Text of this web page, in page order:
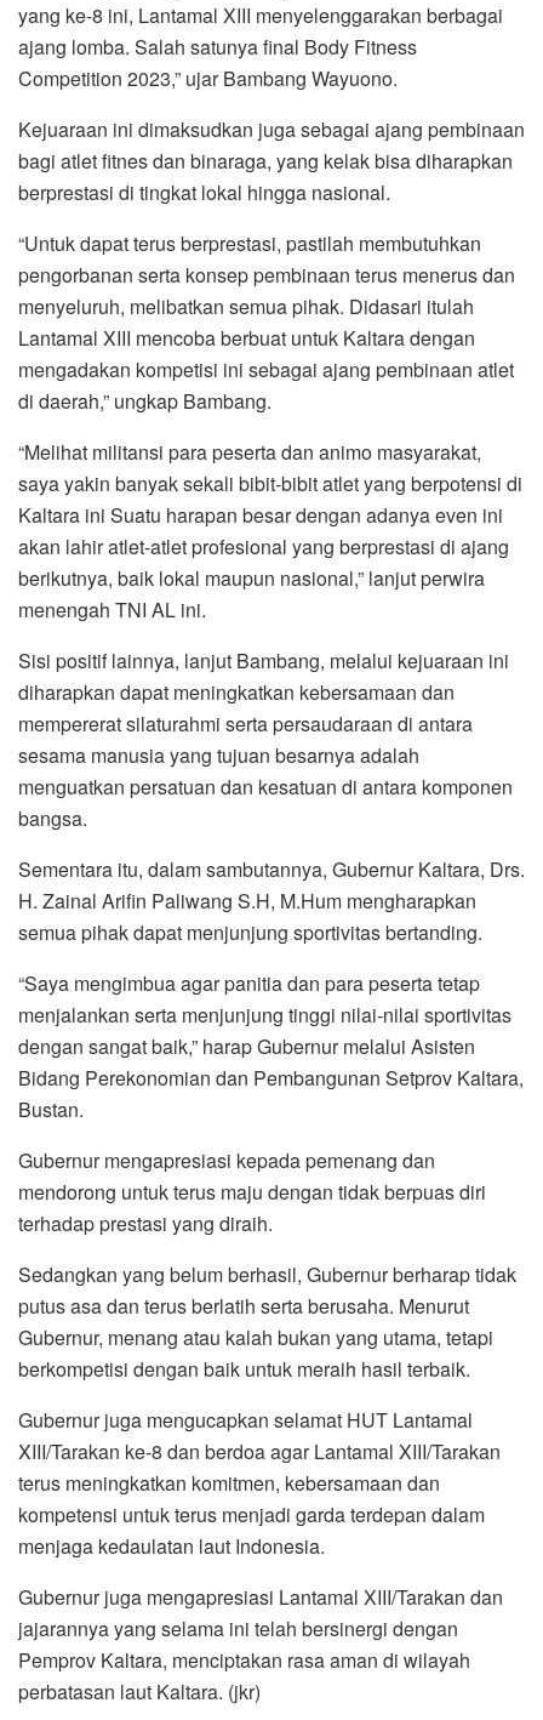
yang ke-8 ini, Lantamal XIII menyelenggarakan berbagai
ajang lomba. Salah satunya final Body Fitness
Competition 2023,” ujar Bambang Wayuono.
Kejuaraan ini dimaksudkan juga sebagai ajang pembinaan
bagi atlet fitnes dan binaraga, yang kelak bisa diharapkan
berprestasi di tingkat lokal hingga nasional.
“Untuk dapat terus berprestasi, pastilah membutuhkan
pengorbanan serta konsep pembinaan terus menerus dan
menyeluruh, melibatkan semua pihak. Didasari itulah
Lantamal XIII mencoba berbuat untuk Kaltara dengan
mengadakan kompetisi ini sebagai ajang pembinaan atlet
di daerah,” ungkap Bambang.
“Melihat militansi para peserta dan animo masyarakat,
saya yakin banyak sekali bibit-bibit atlet yang berpotensi di
Kaltara ini Suatu harapan besar dengan adanya even ini
akan lahir atlet-atlet profesional yang berprestasi di ajang
berikutnya, baik lokal maupun nasional,” lanjut perwira
menengah TNI AL ini.
Sisi positif lainnya, lanjut Bambang, melalui kejuaraan ini
diharapkan dapat meningkatkan kebersamaan dan
mempererat silaturahmi serta persaudaraan di antara
sesama manusia yang tujuan besarnya adalah
menguatkan persatuan dan kesatuan di antara komponen
bangsa.
Sementara itu, dalam sambutannya, Gubernur Kaltara, Drs.
H. Zainal Arifin Paliwang S.H, M.Hum mengharapkan
semua pihak dapat menjunjung sportivitas bertanding.
“Saya mengimbua agar panitia dan para peserta tetap
menjalankan serta menjunjung tinggi nilai-nilai sportivitas
dengan sangat baik,” harap Gubernur melalui Asisten
Bidang Perekonomian dan Pembangunan Setprov Kaltara,
Bustan.
Gubernur mengapresiasi kepada pemenang dan
mendorong untuk terus maju dengan tidak berpuas diri
terhadap prestasi yang diraih.
Sedangkan yang belum berhasil, Gubernur berharap tidak
putus asa dan terus berlatih serta berusaha. Menurut
Gubernur, menang atau kalah bukan yang utama, tetapi
berkompetisi dengan baik untuk meraih hasil terbaik.
Gubernur juga mengucapkan selamat HUT Lantamal
XIII/Tarakan ke-8 dan berdoa agar Lantamal XIII/Tarakan
terus meningkatkan komitmen, kebersamaan dan
kompetensi untuk terus menjadi garda terdepan dalam
menjaga kedaulatan laut Indonesia.
Gubernur juga mengapresiasi Lantamal XIII/Tarakan dan
jajarannya yang selama ini telah bersinergi dengan
Pemprov Kaltara, menciptakan rasa aman di wilayah
perbatasan laut Kaltara. (jkr)